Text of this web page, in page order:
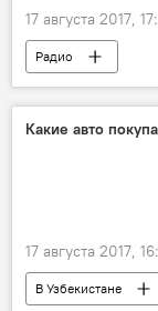
17 августа 2017,
Радио
Какие авто
17 августа 2017,
В Узбекистане